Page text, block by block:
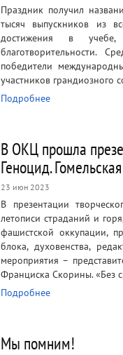
Праздник получил
тысяч выпускников из
достижения в учебе,
благотворительности.
победители
участников грандиозного
Подробнее
В ОКЦ прошла
Геноцид.
23 июн 2023
В презентации
летописи страданий и
фашистской оккупации,
блока, духовенства,
мероприятия –
Франциска Скорины. «Без
Подробнее
Мы помним!